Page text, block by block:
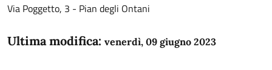
Via Poggetto, 3 - Pian degli Ontani
Ultima modifica: venerdì, 09 giugno 2023